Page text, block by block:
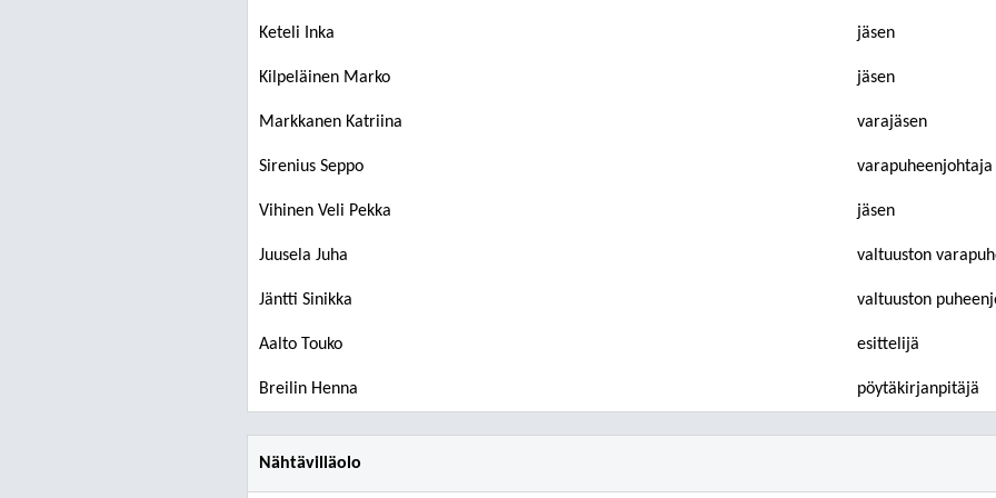
Keteli Inka jäsen
Kilpeläinen Marko jäsen
Markkanen Katriina varajäsen
Sirenius Seppo varapuheenjohtaja
Vihinen Veli Pekka jäsen
Juusela Juha valtuuston
Jäntti Sinikka valtuuston
Aalto Touko esittelijä
Breilin Henna pöytäkirjanpitäjä
Nähtävilläolo